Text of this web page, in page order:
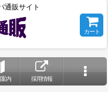
通販サイト
カート
内 採用情報